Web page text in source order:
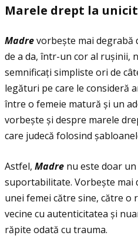
Marele drept la
Madrevorbește mai degrabă
de a da, într-un cor al rușinii,
semnificaţi simpliste ori de
legături pe care le consideră
între o femeie matură și un
vorbește și despre marele
care judecă folosind
Astfel, Madre nu este doar
suportabilitate. Vorbește mai
unei femei către sine, către o
vecine cu autenticitatea și
răpite odată cu trauma.